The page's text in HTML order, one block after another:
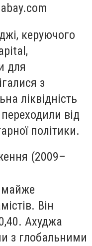
керуючого
для
з
ліквідність
від
політики.
(2009–
майже
Він
Ахуджа
з глобальними